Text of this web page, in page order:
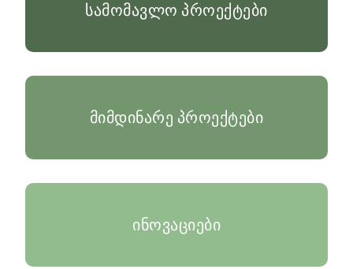
სამომავლო პროექტები
მიმდინარე პროექტები
ინოვაციები